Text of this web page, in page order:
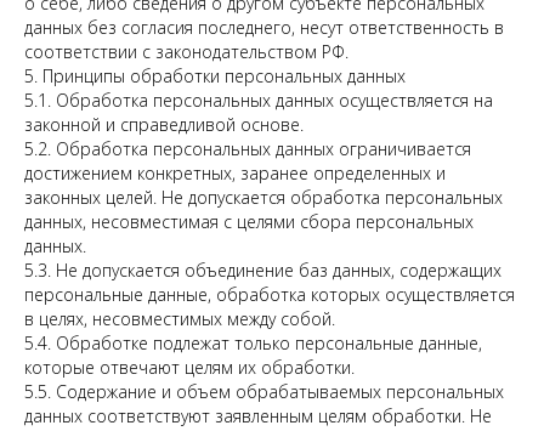
данных без согласия последнего, несут ответственность в
соответствии с законодательством РФ.
5. Принципы обработки персональных данных
5.1. Обработка персональных данных осуществляется на
законной и справедливой основе.
5.2. Обработка персональных данных ограничивается
достижением конкретных, заранее определенных и
законных целей. Не допускается обработка персональных
данных, несовместимая с целями сбора персональных
данных.
5.3. Не допускается объединение баз данных, содержащих
персональные данные, обработка которых осуществляется
в целях, несовместимых между собой.
5.4. Обработке подлежат только персональные данные,
которые отвечают целям их обработки.
5.5. Содержание и объем обрабатываемых персональных
данных соответствуют заявленным целям обработки. Не